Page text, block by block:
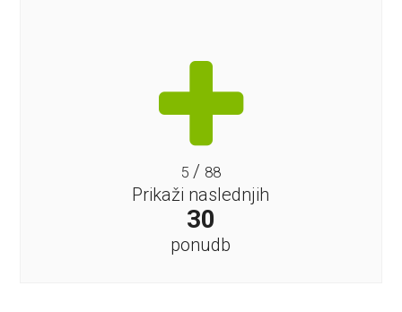
5 / 88
Prikaži naslednjih
30
ponudb